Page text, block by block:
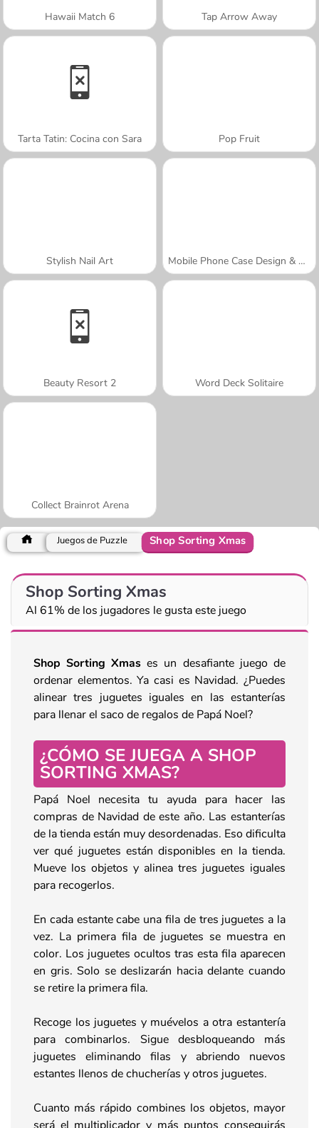
Hawaii Match 6 Tap Arrow Away
Tarta Tatin: Cocina con Sara Pop Fruit
Stylish Nail Art Mobile Phone Case Design & DIY
Beauty Resort 2 Word Deck Solitaire
Collect Brainrot Arena
Juegos de Puzzle Shop Sorting Xmas
Shop Sorting Xmas
Al 61% de los jugadores le gusta este juego
Shop Sorting Xmas es un desafiante juego de
ordenar elementos. Ya casi es Navidad. ¿Puedes
alinear tres juguetes iguales en las estanterías
para llenar el saco de regalos de Papá Noel?
¿CÓMO SE JUEGA A SHOP
SORTING XMAS?
Papá Noel necesita tu ayuda para hacer las
compras de Navidad de este año. Las estanterías
de la tienda están muy desordenadas. Eso dificulta
ver qué juguetes están disponibles en la tienda.
Mueve los objetos y alinea tres juguetes iguales
para recogerlos.
En cada estante cabe una fila de tres juguetes a la
vez. La primera fila de juguetes se muestra en
color. Los juguetes ocultos tras esta fila aparecen
en gris. Solo se deslizarán hacia delante cuando
se retire la primera fila.
Recoge los juguetes y muévelos a otra estantería
para combinarlos. Sigue desbloqueando más
juguetes eliminando filas y abriendo nuevos
estantes llenos de chucherías y otros juguetes.
Cuanto más rápido combines los objetos, mayor
será el multiplicador y más puntos conseguirás